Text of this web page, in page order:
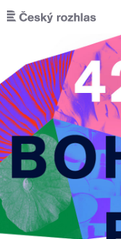
Přejít k hlavnímu obsahu